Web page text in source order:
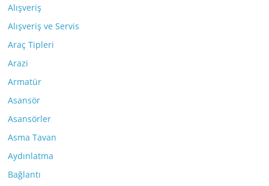
Alışveriş
Alışveriş ve Servis
Araç Tipleri
Arazi
Armatür
Asansör
Asansörler
Asma Tavan
Aydınlatma
Bağlantı